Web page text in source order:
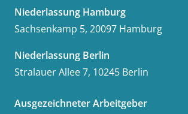
Niederlassung Hamburg
Sachsenkamp 5, 20097 Hamburg
Niederlassung Berlin
Stralauer Allee 7, 10245 Berlin
Ausgezeichneter Arbeitgeber